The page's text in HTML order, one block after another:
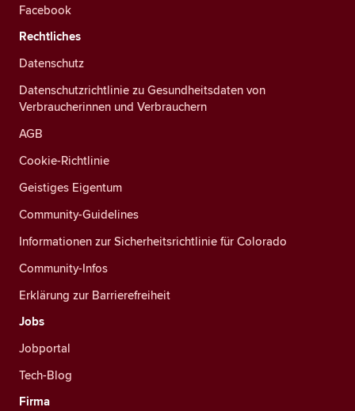
Facebook
Rechtliches
Datenschutz
Datenschutzrichtlinie zu Gesundheitsdaten von
Verbraucherinnen und Verbrauchern
AGB
Cookie-Richtlinie
Geistiges Eigentum
Community-Guidelines
Informationen zur Sicherheitsrichtlinie für Colorado
Community-Infos
Erklärung zur Barrierefreiheit
Jobs
Jobportal
Tech-Blog
Firma